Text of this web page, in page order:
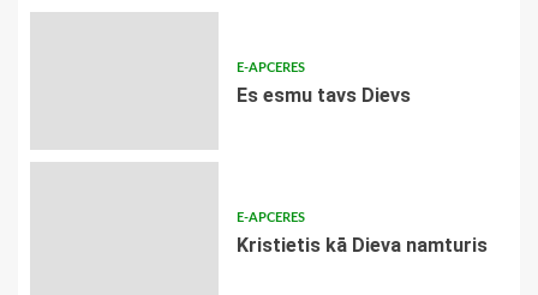
E-APCERES
Es esmu tavs Dievs
E-APCERES
Kristietis kā Dieva namturis